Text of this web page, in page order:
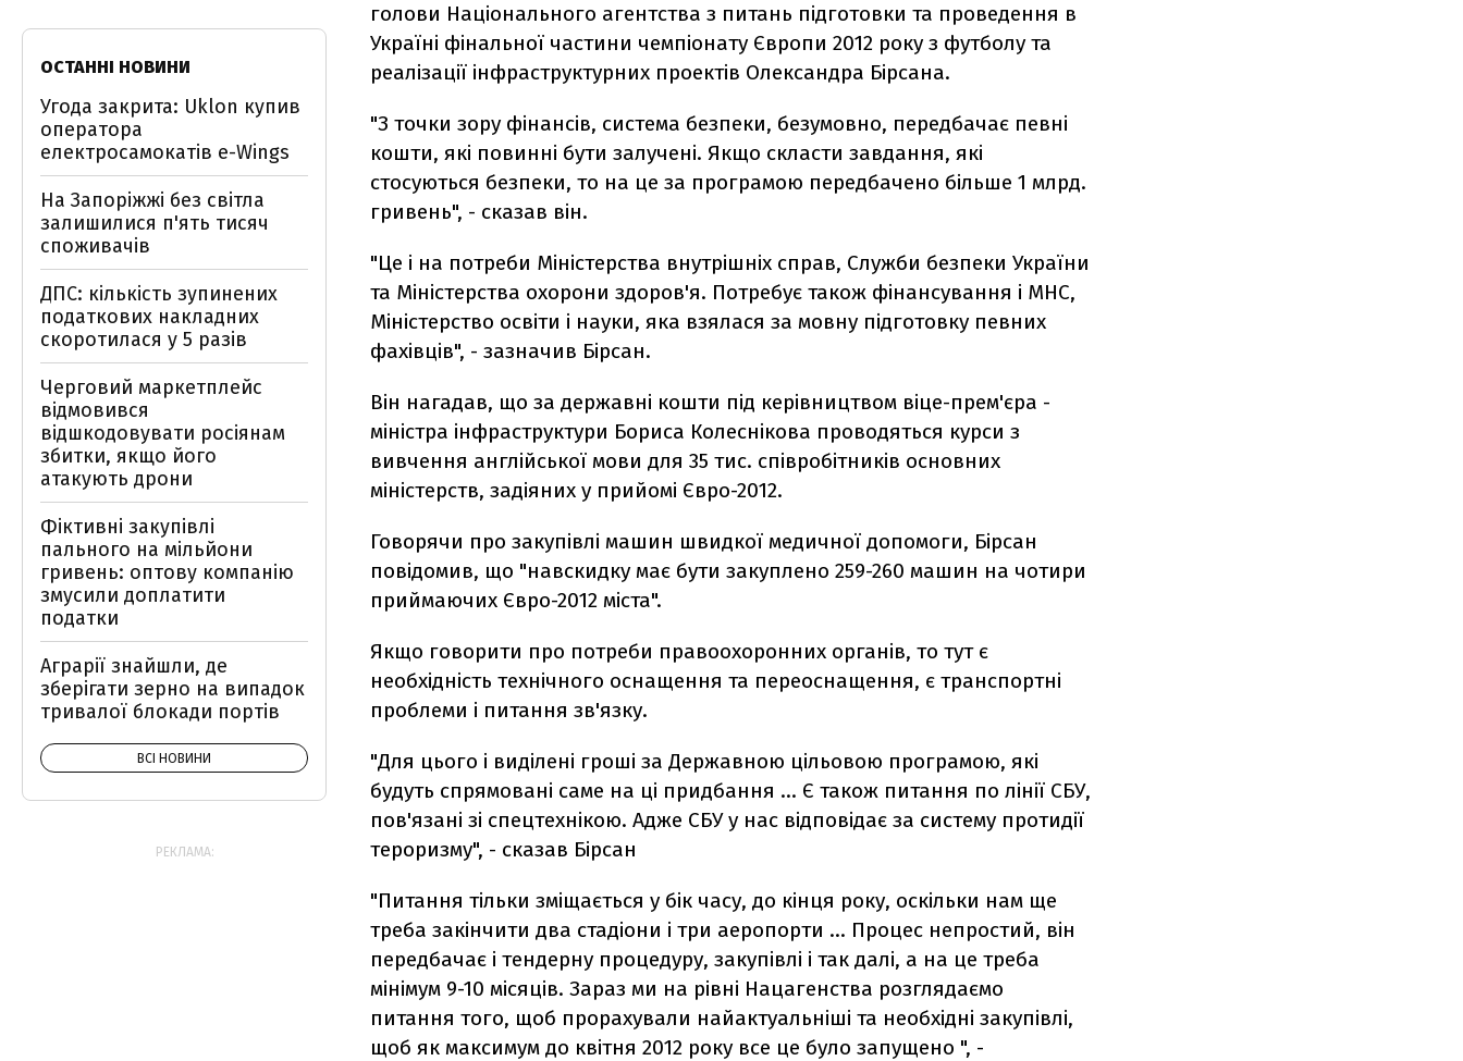
голови Національного агентства з питань підготовки та проведення в
Україні фінальної частини чемпіонату Європи 2012 року з футболу та
реалізації інфраструктурних проектів Олександра Бірсана.
"З точки зору фінансів, система безпеки, безумовно, передбачає певні
кошти, які повинні бути залучені. Якщо скласти завдання, які
стосуються безпеки, то на це за програмою передбачено більше 1 млрд.
гривень", - сказав він.
"Це і на потреби Міністерства внутрішніх справ, Служби безпеки України
та Міністерства охорони здоров'я. Потребує також фінансування і МНС,
Міністерство освіти і науки, яка взялася за мовну підготовку певних
фахівців", - зазначив Бірсан.
Він нагадав, що за державні кошти під керівництвом віце-прем'єра -
міністра інфраструктури Бориса Колеснікова проводяться курси з
вивчення англійської мови для 35 тис. співробітників основних
міністерств, задіяних у прийомі Євро-2012.
Говорячи про закупівлі машин швидкої медичної допомоги, Бірсан
повідомив, що "навскидку має бути закуплено 259-260 машин на чотири
приймаючих Євро-2012 міста".
Якщо говорити про потреби правоохоронних органів, то тут є
необхідність технічного оснащення та переоснащення, є транспортні
проблеми і питання зв'язку.
"Для цього і виділені гроші за Державною цільовою програмою, які
будуть спрямовані саме на ці придбання ... Є також питання по лінії СБУ,
пов'язані зі спецтехнікою. Адже СБУ у нас відповідає за систему протидії
тероризму", - сказав Бірсан
"Питання тільки зміщається у бік часу, до кінця року, оскільки нам ще
треба закінчити два стадіони і три аеропорти ... Процес непростий, він
передбачає і тендерну процедуру, закупівлі і так далі, а на це треба
мінімум 9-10 місяців. Зараз ми на рівні Нацагенства розглядаємо
питання того, щоб прорахували найактуальніші та необхідні закупівлі,
щоб як максимум до квітня 2012 року все це було запущено ", -
ОСТАННІ НОВИНИ
Угода закрита: Uklon купив
оператора
електросамокатів e-Wings
На Запоріжжі без світла
залишилися п'ять тисяч
споживачів
ДПС: кількість зупинених
податкових накладних
скоротилася у 5 разів
Черговий маркетплейс
відмовився
відшкодовувати росіянам
збитки, якщо його
атакують дрони
Фіктивні закупівлі
пального на мільйони
гривень: оптову компанію
змусили доплатити
податки
Аграрії знайшли, де
зберігати зерно на випадок
тривалої блокади портів
ВСІ НОВИНИ
РЕКЛАМА: